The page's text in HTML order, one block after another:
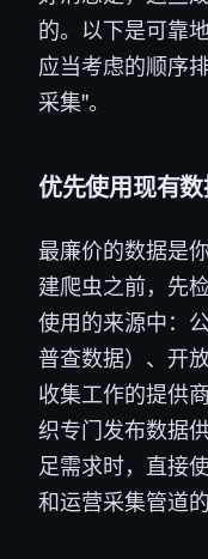
的。以下是可靠
应当考虑的顺序
采集"。
优先使用现有
最廉价的数据是
建爬虫之前，先
使用的来源中：
普查数据）、开
收集工作的提供
织专门发布数据
足需求时，直接
和运营采集管道